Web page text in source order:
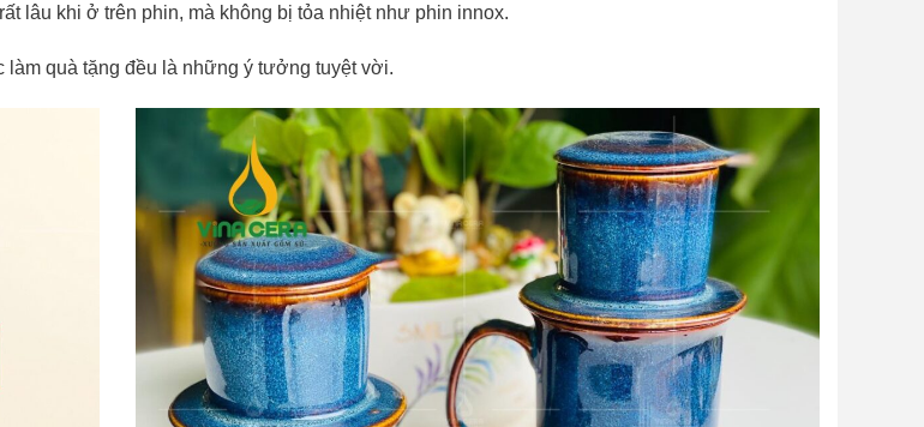
lâu khi ở trên phin, mà không bị tỏa nhiệt như phin innox.
làm quà tặng đều là những ý tưởng tuyệt vời.